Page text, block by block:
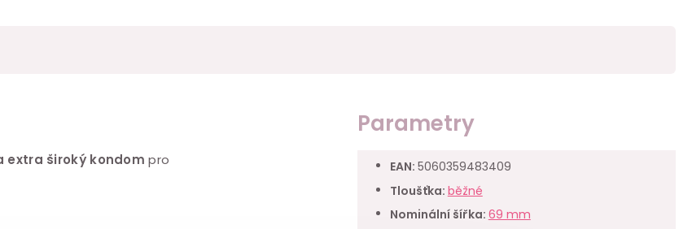
extra široký kondom pro
Parametry
EAN: 5060359483409
Tloušťka: běžné
Nominální šířka: 69 mm